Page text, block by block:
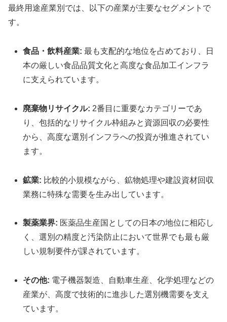
最終用途産業別では、以下の産業が主要なセグメントで
す。
食品・飲料産業: 最も支配的な地位を占めており、日
本の厳しい食品品質文化と高度な食品加工インフラ
に支えられています。
廃棄物リサイクル: 2番目に重要なカテゴリーであ
り、包括的なリサイクル枠組みと資源回収の必要性
から、高度な選別インフラへの投資が推進されてい
ます。
鉱業: 比較的小規模ながら、鉱物処理や建設資材回収
業務に特殊な需要を生み出しています。
製薬業界: 医薬品生産国としての日本の地位に相応し
く、選別の精度と汚染防止において世界でも最も厳
しい規制要件が課されています。
その他: 電子機器製造、自動車生産、化学処理などの
産業が、高度で技術的に進歩した選別機需要を支え
ています。